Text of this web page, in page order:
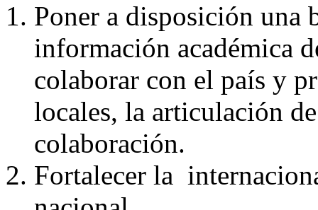
Poner a disposición una
información académica
colaborar con el país y
locales, la articulación
colaboración.
Fortalecer la